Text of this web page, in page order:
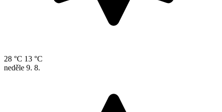
28 °C 13 °C
neděle 9. 8.